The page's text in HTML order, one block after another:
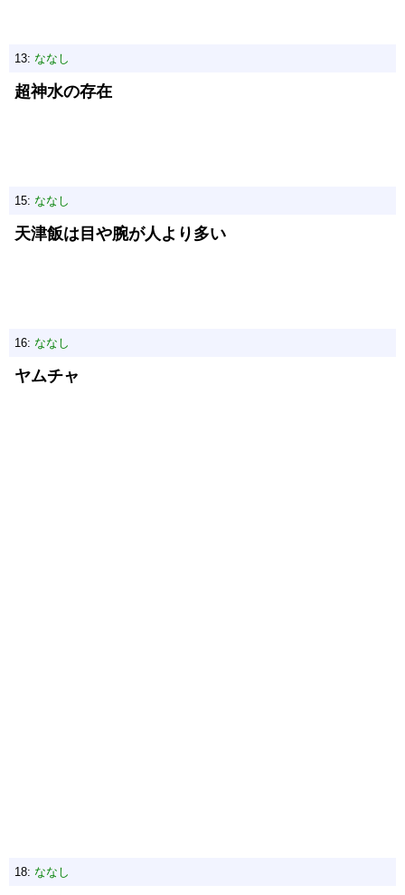
13: ななし
超神水の存在
15: ななし
天津飯は目や腕が人より多い
16: ななし
ヤムチャ
18: ななし